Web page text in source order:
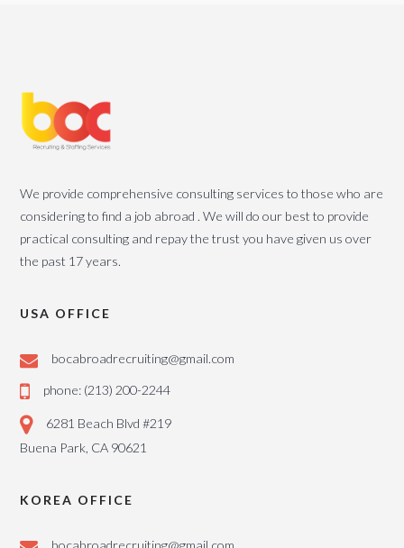
We provide comprehensive consulting services to those who are
considering to find a job abroad . We will do our best to provide
practical consulting and repay the trust you have given us over
the past 17 years.
USA OFFICE
bocabroadrecruiting@gmail.com
phone: (213) 200-2244
6281 Beach Blvd #219
Buena Park, CA 90621
KOREA OFFICE